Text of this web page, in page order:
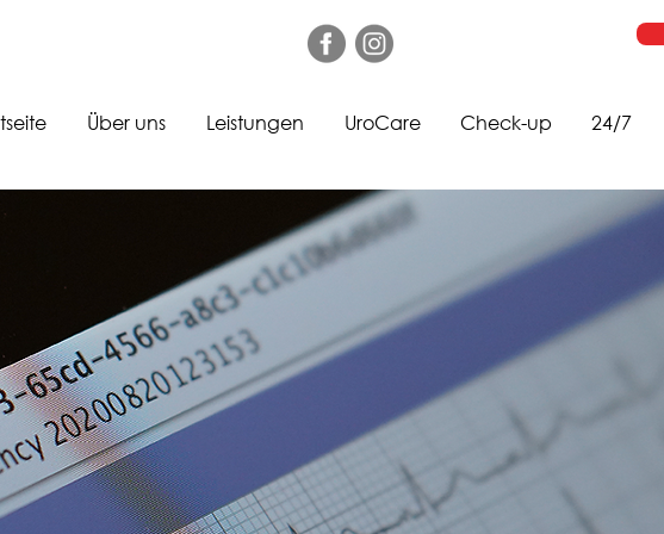
Über uns Leistungen UroCare Check-up 24/7